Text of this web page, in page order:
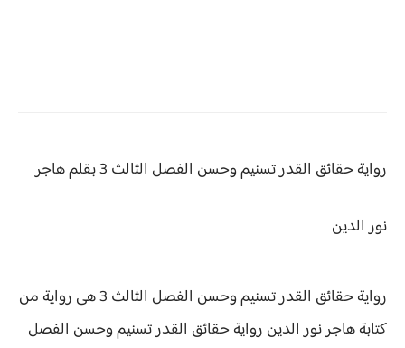
رواية حقائق القدر تسنيم وحسن الفصل الثالث 3 بقلم هاجر
نور الدين
رواية حقائق القدر تسنيم وحسن الفصل الثالث 3 هى رواية من
كتابة هاجر نور الدين روايةحقائق القدر تسنيم وحسن الفصل